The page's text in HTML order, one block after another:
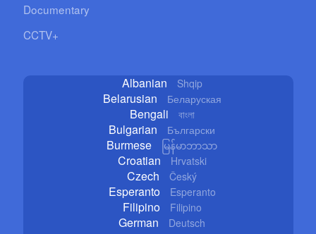
Documentary
CCTV+
Albanian Shqip
Belarusian Беларуская
Bengali বাংলা
Bulgarian Български
Burmese မြန်မာဘာသာ
Croatian Hrvatski
Czech Český
Esperanto Esperanto
Filipino Filipino
German Deutsch